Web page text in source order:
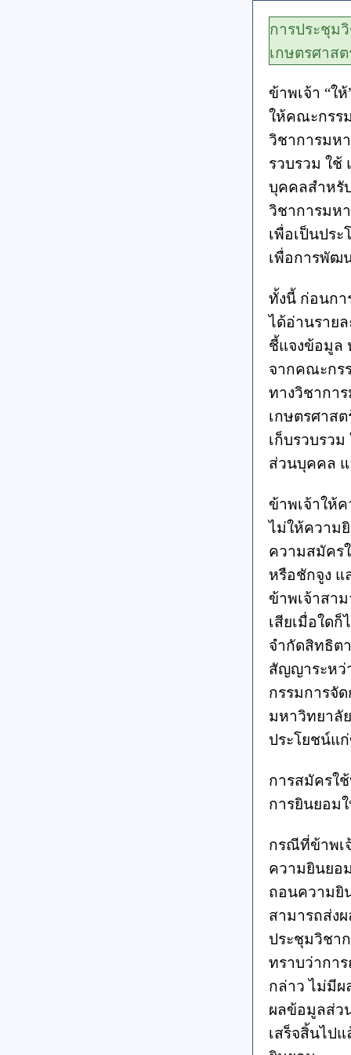
การประชุม
เกษตรศาสต
ข้าพเจ้า “ใ
ให้คณะกรร
วิชาการมห
รวบรวม ใช้
บุคคลสำหรั
วิชาการมห
เพื่อเป็นปร
เพื่อการพัฒ
ทั้งนี้ ก่อนกา
ได้อ่านรายล
ชี้แจงข้อมูล
จากคณะกร
ทางวิชากา
เกษตรศาส
เก็บรวบรว
ส่วนบุคคล แ
ข้าพเจ้าให้
ไม่ให้ความ
ความสมัคร
หรือชักจูง แ
ข้าพเจ้าสา
เสียเมื่อใด
จำกัดสิทธิต
สัญญาระหว่
กรรมการจั
มหาวิทยาลั
ประโยชน์แ
การสมัครใ
การยินยอม
กรณีที่ข้าพเ
ความยินยอ
ถอนความยิ
สามารถส่ง
ประชุมวิชา
ทราบว่ากา
กล่าว ไม่มีผ
ผลข้อมูลส่ว
เสร็จสิ้นไป